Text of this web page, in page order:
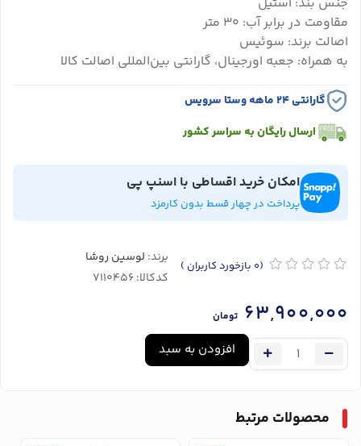
مقاومت در برابر آب: 30 متر
اصالت برند: سوئیس
به همراه: جعبه اورجینال، گارانتی بین‌المللی اصالت کالا
گارانتی ۲۴ ماهه وستا سرویس
ارسال رایگان به سراسر کشور
امکان خرید اقساطی با اسنپ پی
پرداخت در چهار قسط بدون کارمزد
(0 بازخورد کاربران ) برند: لوسین روشا
کدکالا:
63,900,000 تومان
افزودن به سبد
محصولات مرتبط